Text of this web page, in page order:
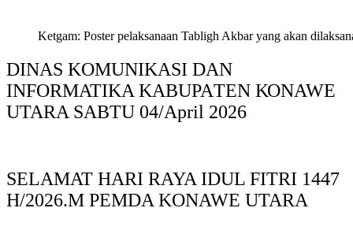
Ketgam: Poster pelaksanaan Tabligh Akbar yang akan
DINAS KOMUNIKASI DAN
INFORMATIKA KABUPAΤΕΝ ΚΟNAWE
UTARA SABTU 04/April 2026
SELAMAT HARI RAYA IDUL FITRI 1447
H/2026.M PEMDA KONAWE UTARA